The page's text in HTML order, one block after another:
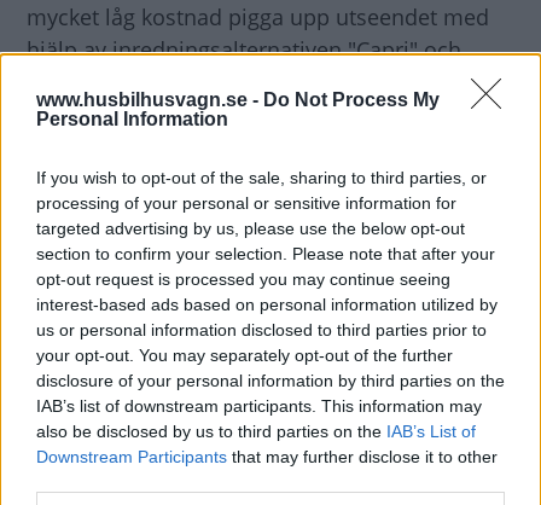
www.husbilhusvagn.se - Do Not Process My
Personal Information
If you wish to opt-out of the sale, sharing to third parties, or
processing of your personal or sensitive information for
targeted advertising by us, please use the below opt-out
section to confirm your selection. Please note that after your
opt-out request is processed you may continue seeing
interest-based ads based on personal information utilized by
us or personal information disclosed to third parties prior to
your opt-out. You may separately opt-out of the further
disclosure of your personal information by third parties on the
IAB’s list of downstream participants. This information may
also be disclosed by us to third parties on the IAB’s List of
Downstream Participants that may further disclose it to other
mycket låg kostnad pigga upp utseendet med
hjälp av inredningsalternativen "Capri" och
överraskande generösa. Garderoben är 84 cm
bred, 65 cm djup och 133 cm hög. Det andra
större förvaringsutrymmet finns under
dubbelsängen där de motsvarande måtten är
125 x 134 x 36 cm. Fler möjligheter för förvaring
finns i vagnens framdel där det finns fyra skåp
uppe vid taket samt förvaring i nattduksborden.
Sängen är något kort, 193 cm, men har en
trevlig bredd på 149 cm. Däremot är passagen